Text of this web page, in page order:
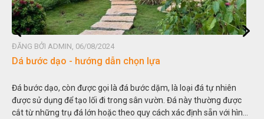
ĐĂNG BỞI ADMIN, 06/08/2024
Đá non bộ - cách lựa chọn non bộ đẹp
Hòn non bộ được biết đến là một nghệ thuật xây dựng, sắp đặt,
thu nhỏ, đưa mô hình những ngọn núi to lớn ngoài tự nhiên vào
trong các vườn cảnh. Hay nói một cách khác, người ta gọi là “giả